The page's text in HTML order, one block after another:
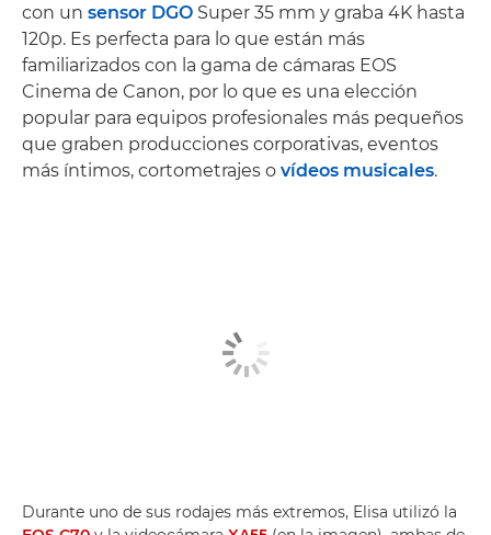
con un sensor DGO Super 35 mm y graba 4K hasta
120p. Es perfecta para lo que están más
familiarizados con la gama de cámaras EOS
Cinema de Canon, por lo que es una elección
popular para equipos profesionales más pequeños
que graben producciones corporativas, eventos
más íntimos, cortometrajes o vídeos musicales.
Durante uno de sus rodajes más extremos, Elisa utilizó la